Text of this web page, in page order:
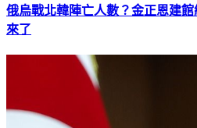
俄烏戰北韓陣亡人數？金正恩建
來了